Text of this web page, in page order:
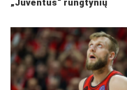
„Juventus“ rungtynių